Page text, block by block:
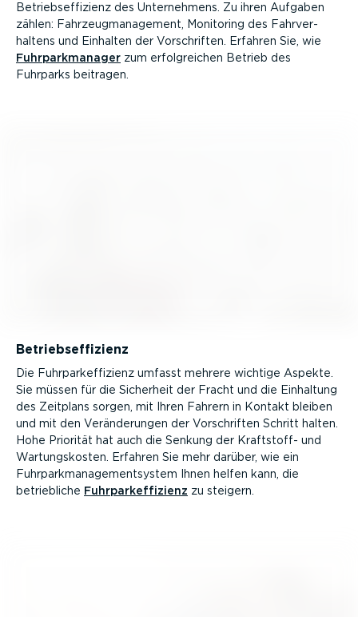
Betriebs­ef­fi­zienz des Unter­nehmens. Zu ihren Aufgaben
zählen: Fahrzeug­ma­nagement, Monitoring des Fahrver­
haltens und Einhalten der Vorschriften. Erfahren Sie, wie
Fuhrpark­ma­nager zum erfolg­reichen Betrieb des
Fuhrparks beitragen.
Betriebs­ef­fi­zienz
Die Fuhrpar­k­ef­fi­zienz umfasst mehrere wichtige Aspekte.
Sie müssen für die Sicherheit der Fracht und die Einhaltung
des Zeitplans sorgen, mit Ihren Fahrern in Kontakt bleiben
und mit den Verän­de­rungen der Vorschriften Schritt halten.
Hohe Priorität hat auch die Senkung der Kraftstoff- und
Wartungs­kosten. Erfahren Sie mehr darüber, wie ein
Fuhrpark­ma­nage­ment­system Ihnen helfen kann, die
betrieb­liche Fuhrpar­k­ef­fi­zienz zu steigern.